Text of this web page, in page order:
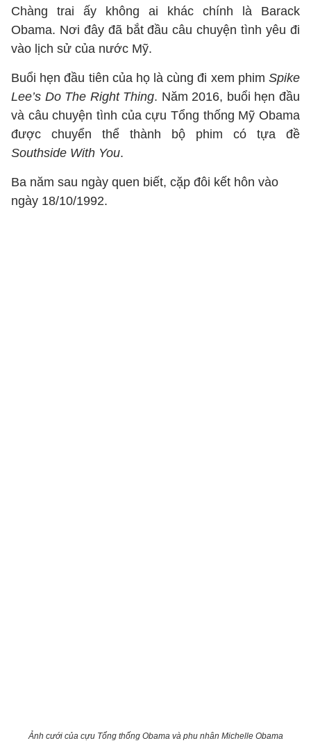
Chàng trai ấy không ai khác chính là Barack
Obama. Nơi đây đã bắt đầu câu chuyện tình yêu đi
vào lịch sử của nước Mỹ.
Buổi hẹn đầu tiên của họ là cùng đi xem phim Spike
Lee’s Do The Right Thing. Năm 2016, buổi hẹn đầu
và câu chuyện tình của cựu Tổng thống Mỹ Obama
được chuyển thể thành bộ phim có tựa đề
Southside With You.
Ba năm sau ngày quen biết, cặp đôi kết hôn vào
ngày 18/10/1992.
Ảnh cưới của cựu Tổng thống Obama và phu nhân Michelle Obama